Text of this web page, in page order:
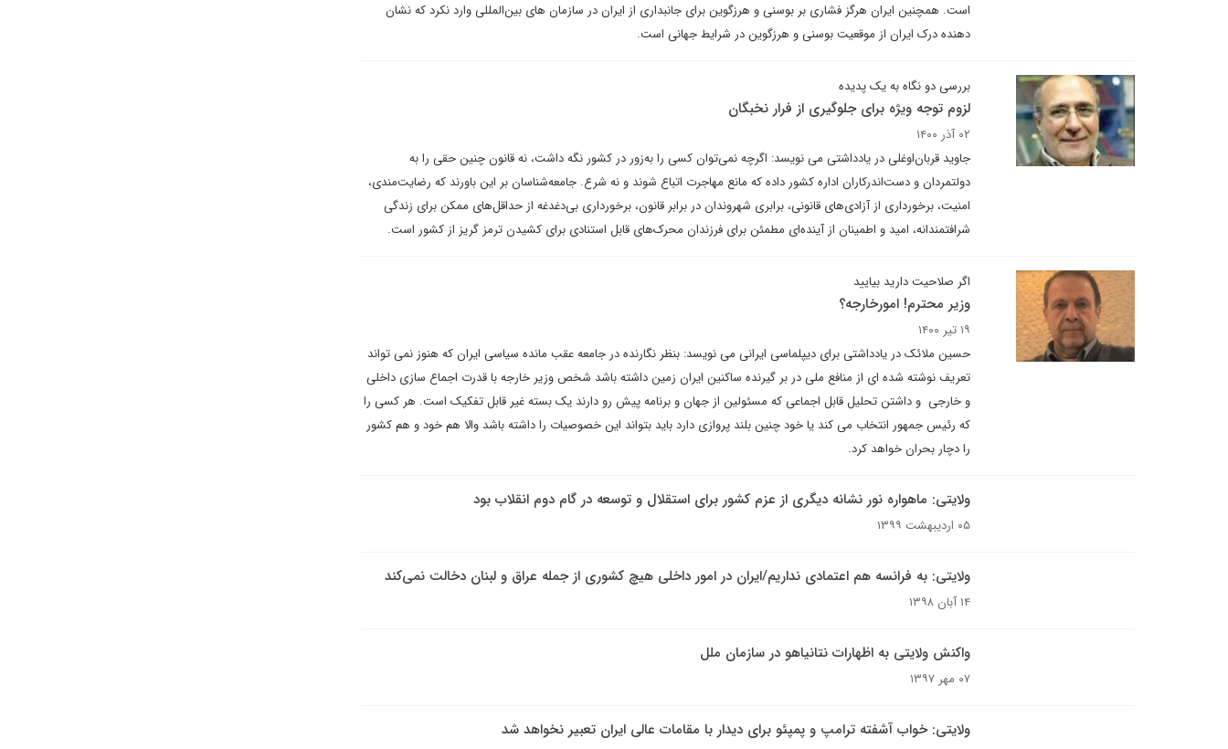
است. همچنین ایران هرگز فشاری بر بوسنی و هرزگوین برای جانبداری از ایران در سازمان های بین‌المللی وارد نکرد که نشان
دهنده درک ایران از موقعیت بوسنی و هرزگوین در شرایط جهانی است.
بررسی دو نگاه به یک پدیده
لزوم توجه ویژه برای جلوگیری از فرار نخبگان
۰۲ آذر ۱۴۰۰
جاوید قربان‌اوغلی در یادداشتی می نویسد: اگرچه نمی‌توان کسی را به‌زور در کشور نگه داشت، نه قانون چنین حقی را به
دولتمردان و دست‌اندرکاران اداره کشور داده که مانع مهاجرت اتباع شوند و نه شرع. جامعه‌شناسان بر این باورند که رضایت‌مندی،
امنیت، برخورداری از آزادی‌های قانونی، برابری شهروندان در برابر قانون، برخورداری بی‌دغدغه از حداقل‌های ممکن برای زندگی
شرافتمندانه، امید و اطمینان از آینده‌ای مطمئن برای فرزندان محرک‌های قابل استنادی برای کشیدن ترمز گریز از کشور است.
اگر صلاحیت دارید بیایید
وزیر محترم! امورخارجه؟
۱۹ تیر ۱۴۰۰
حسین ملائک در یادداشتی برای دیپلماسی ایرانی می نویسد: بنظر نگارنده در جامعه عقب مانده سیاسی ایران که هنوز نمی تواند
تعریف نوشته شده ای از منافع ملی در بر گیرنده ساکنین ایران زمین داشته باشد شخص وزیر خارجه با قدرت اجماع سازی داخلی
و خارجی و داشتن تحلیل قابل اجماعی که مسئولین از جهان و برنامه پیش رو دارند یک بسته غیر قابل تفکیک است. هر کسی را
که رئیس جمهور انتخاب می کند یا خود چنین بلند پروازی دارد باید بتواند این خصوصیات را داشته باشد والا هم خود و هم کشور
را دچار بحران خواهد کرد.
ولایتی: ماهواره نور نشانه دیگری از عزم کشور برای استقلال و توسعه در گام دوم انقلاب بود
۰۵ اردیبهشت ۱۳۹۹
ولایتی: به فرانسه هم اعتمادی نداریم/ایران در امور داخلی هیچ کشوری از جمله عراق و لبنان دخالت نمی‌کند
۱۴ آبان ۱۳۹۸
واکنش ولایتی به اظهارات نتانیاهو در سازمان ملل
۰۷ مهر ۱۳۹۷
ولایتی: خواب آشفته ترامپ و پمپئو برای دیدار با مقامات عالی ایران تعبیر نخواهد شد